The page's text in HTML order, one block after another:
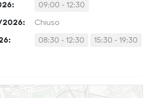
09:00 - 12:30
2026: Chiuso
08:30 - 12:30 15:30 - 19:30